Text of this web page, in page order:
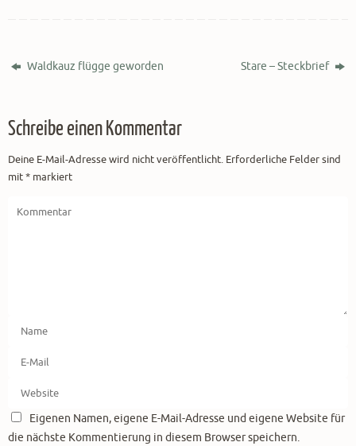
Waldkauz flügge geworden Stare – Steckbrief
Schreibe einen Kommentar
Deine E-Mail-Adresse wird nicht veröffentlicht. Erforderliche Felder sind
mit* markiert
Eigenen Namen, eigene E-Mail-Adresse und eigene Website für
die nächste Kommentierung in diesem Browser speichern.